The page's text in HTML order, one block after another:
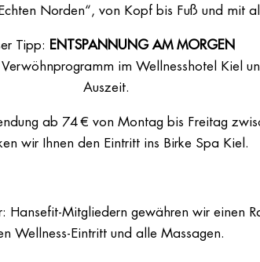
Norden“, von Kopf bis Fuß und mit
Tipp: ENTSPANNUNG AM MORGEN
im Wellnesshotel Kiel
Auszeit.
ab 74 € von Montag bis Freitag
wir Ihnen den Eintritt ins Birke Spa Kiel.
Hansefit-Mitgliedern gewähren wir einen
Wellness-Eintritt und alle Massagen.